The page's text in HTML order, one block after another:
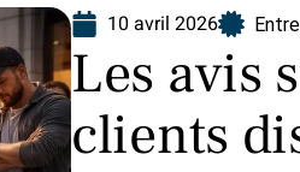
10 avril 2026
Les avis
clients